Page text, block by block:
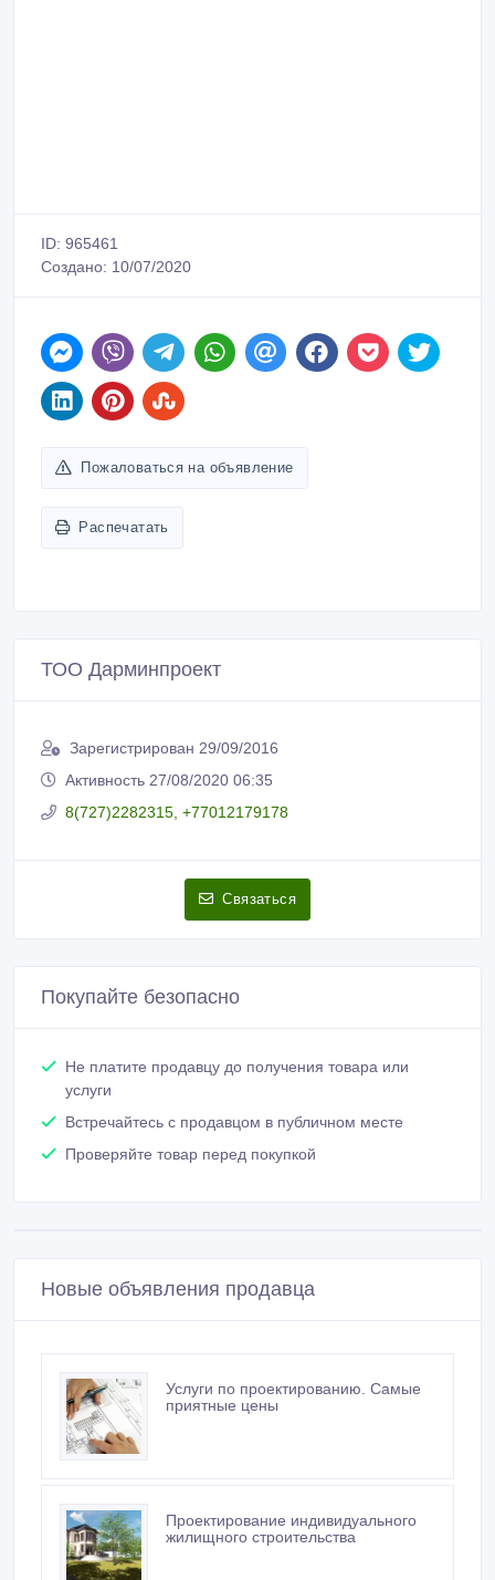
ID: 965461
Создано: 10/07/2020
Пожаловаться на объявление
Распечатать
ТОО Дарминпроект
Зарегистрирован 29/09/2016
Активность 27/08/2020 06:35
8(727)2282315, +77012179178
Связаться
Покупайте безопасно
Не платите продавцу до получения товара или
услуги
Встречайтесь с продавцом в публичном месте
Проверяйте товар перед покупкой
Новые объявления продавца
Услуги по проектированию. Самые
приятные цены
Проектирование индивидуального
жилищного строительства